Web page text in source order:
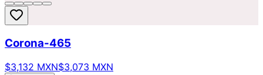
Corona-465
$3,132 MXN$3,073 MXN